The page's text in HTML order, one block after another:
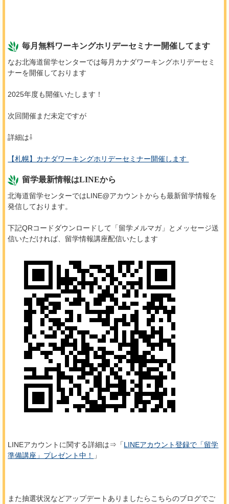
毎月無料ワーキングホリデーセミナー開催してます
なお北海道留学センターでは毎月カナダワーキングホリデーセミ
ナーを開催しております
2025年度も開催いたします！
次回開催まだ未定ですが
詳細は⇩
【札幌】カナダワーキングホリデーセミナー開催します
留学最新情報はLINEから
北海道留学センターではLINE@アカウントからも最新留学情報を
発信しております。
下記QRコードダウンロードして「留学メルマガ」とメッセージ送
信いただければ、留学情報講座配信いたします
LINEアカウントに関する詳細は⇒「LINEアカウント登録で「留学
準備講座」プレゼント中！
」
また抽選状況などアップデートありましたらこちらのブログでご